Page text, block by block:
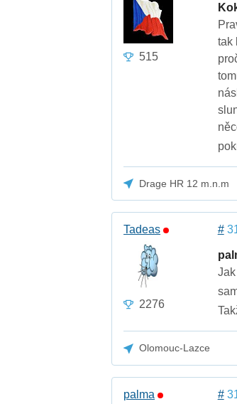
515
tak
Drage HR 12 m.n.m
Tadeas
2276
#
Olomouc-Lazce
palma #